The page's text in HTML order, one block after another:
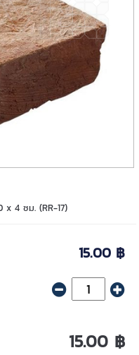
4 ซม. (RR-17)
15.00 ฿
15.00 ฿